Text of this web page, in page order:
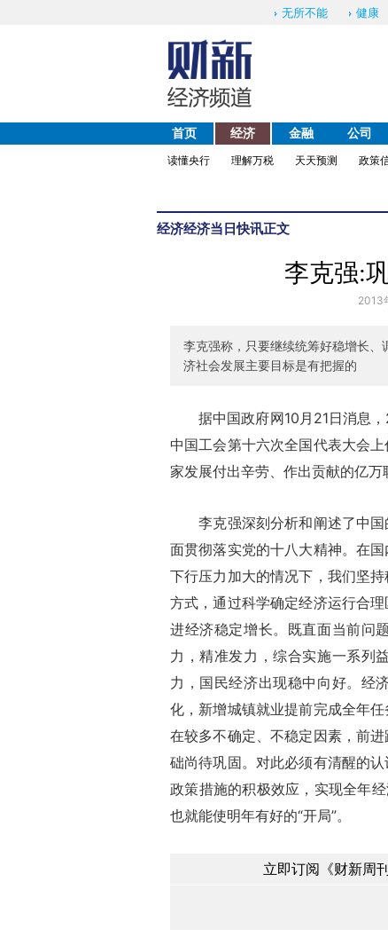
无所不能 健康
首页 经济 金融 公司
读懂央行
理解万税 天天预测 政策
经济经济当日快讯正文
李克强:
2013
李克强称，只要继续统筹好稳增长
济社会发展主要目标是有把握的
据中国政府网10月21日消息，
中国工会第十六次全国代表大会
家发展付出辛劳、作出贡献的亿万
李克强深刻分析和阐述了中国
面贯彻落实党的十八大精神。在
下行压力加大的情况下，我们坚
方式，通过科学确定经济运行合
进经济稳定增长。既直面当前问
力，精准发力，综合实施一系列
力，国民经济出现稳中向好。经
化，新增城镇就业提前完成全年
在较多不确定、不稳定因素，前
础尚待巩固。对此必须有清醒的
政策措施的积极效应，实现全年
也就能使明年有好的“开局”。
立即订阅《财新周